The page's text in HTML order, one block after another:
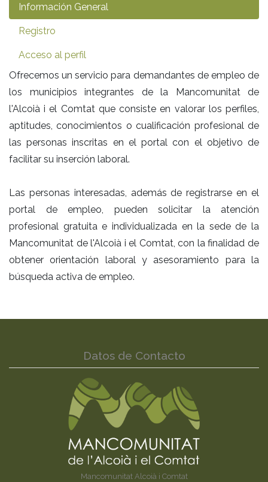
Información General
Registro
Acceso al perfil
Ofrecemos un servicio para demandantes de empleo de
los municipios integrantes de la Mancomunitat de
l'Alcoià i el Comtat que consiste en valorar los perfiles,
aptitudes, conocimientos o cualificación profesional de
las personas inscritas en el portal con el objetivo de
facilitar su inserción laboral.
Las personas interesadas, además de registrarse en el
portal de empleo, pueden solicitar la atención
profesional gratuita e individualizada en la sede de la
Mancomunitat de l'Alcoià i el Comtat, con la finalidad de
obtener orientación laboral y asesoramiento para la
búsqueda activa de empleo.
Datos de Contacto
Mancomunitat Alcoià i Comtat